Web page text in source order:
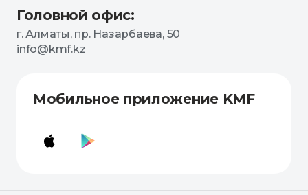
Головной офис:
г. Алматы, пр. Назарбаева, 50
info@kmf.kz
Мобильное приложение KMF